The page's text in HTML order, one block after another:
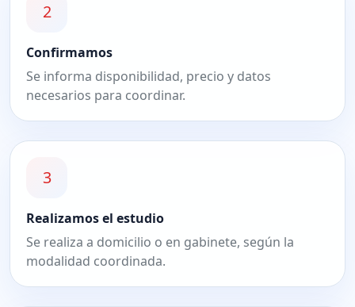
2
Confirmamos
Se informa disponibilidad, precio y datos
necesarios para coordinar.
3
Realizamos el estudio
Se realiza a domicilio o en gabinete, según la
modalidad coordinada.